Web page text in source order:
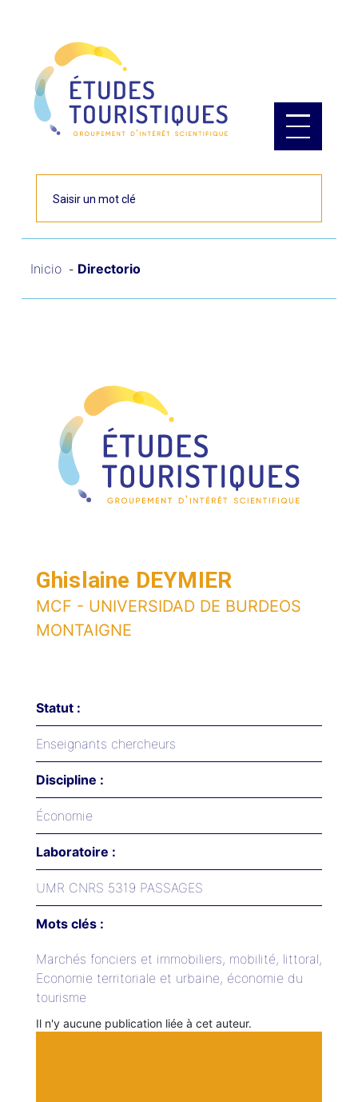
Inicio Directorio
Ghislaine DEYMIER
MCF - UNIVERSIDAD DE BURDEOS
MONTAIGNE
Statut :
Enseignants chercheurs
Discipline :
Économie
Laboratoire :
UMR CNRS 5319 PASSAGES
Mots clés :
Marchés fonciers et immobiliers, mobilité, littoral,
Economie territoriale et urbaine, économie du
tourisme
Il n'y aucune publication liée à cet auteur.